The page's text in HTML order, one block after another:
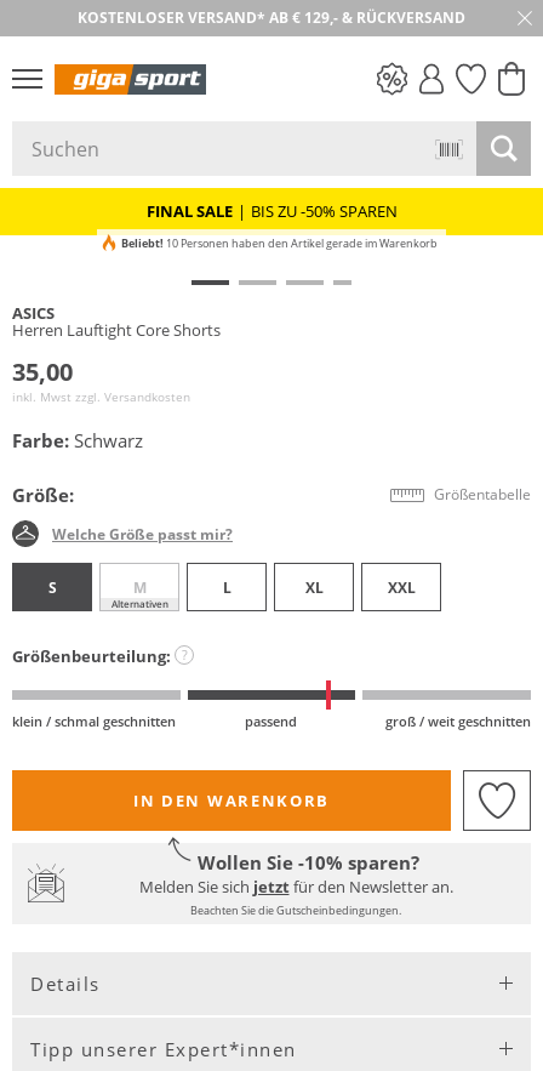
KOSTENLOSER VERSAND* AB € 129,- & RÜCKVERSAND
30 TAGE RÜCKGABE
FINAL SALE | BIS ZU -50% SPAREN
Beliebt! 10 Personen haben den Artikel gerade im Warenkorb
ASICS
Herren Lauftight Core Shorts
35,00
inkl. Mwst zzgl. Versandkosten
Farbe: Schwarz
Größe: Größentabelle
Welche Größe passt mir?
S M
Alternativen
L XL XXL
Größenbeurteilung: ?
klein / schmal geschnitten passend groß / weit geschnitten
IN DEN WARENKORB
Wollen Sie -10% sparen?
Melden Sie sich jetztfür den Newsletter an.
Beachten Sie die Gutscheinbedingungen.
Details
Tipp unserer Expert*innen